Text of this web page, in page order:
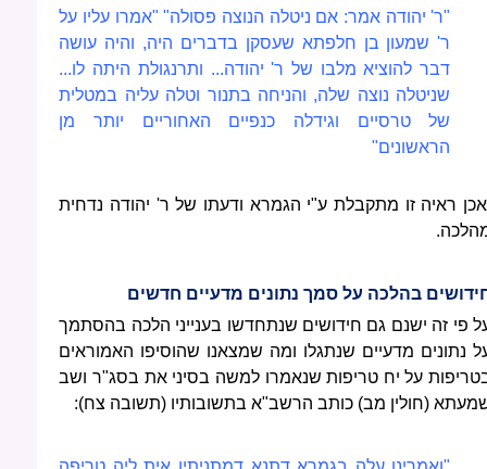
"ר' יהודה אמר: אם ניטלה הנוצה פסולה" "אמרו עליו על
ר' שמעון בן חלפתא שעסקן בדברים היה, והיה עושה
דבר להוציא מלבו של ר' יהודה... ותרנגולת היתה לו...
שניטלה נוצה שלה, והניחה בתנור וטלה עליה במטלית
של טרסיים וגידלה כנפיים האחוריים יותר מן
הראשונים"
ראיה זו מתקבלת ע"י הגמרא ודעתו של ר' יהודה נדחית
בהלכה על סמך נתונים מדעיים חדשים
פי זה ישנם גם חידושים שנתחדשו בענייני הלכה בהסתמך
נתונים מדעיים שנתגלו ומה שמצאנו שהוסיפו האמוראים
על יח טריפות שנאמרו למשה בסיני את בסג"ר ושב
(חולין מב) כותב הרשב"א בתשובותיו (תשובה צח):